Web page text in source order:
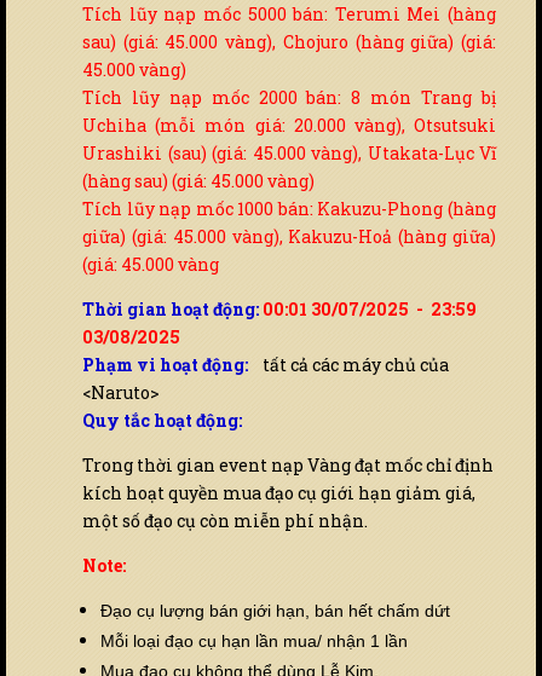
Tích lũy nạp mốc 5000 bán: Terumi Mei (hàng
sau) (giá: 45.000 vàng), Chojuro (hàng giữa) (giá:
45.000 vàng)
Tích lũy nạp mốc 2000 bán: 8 món Trang bị
Uchiha (mỗi món giá: 20.000 vàng), Otsutsuki
Urashiki (sau) (giá: 45.000 vàng), Utakata-Lục Vĩ
(hàng sau) (giá: 45.000 vàng)
Tích lũy nạp mốc 1000 bán: Kakuzu-Phong (hàng
giữa) (giá: 45.000 vàng), Kakuzu-Hoả (hàng giữa)
(giá: 45.000 vàng
Thời gian hoạt động: 00:01 30/07/2025 - 23:59
03/08/2025
Phạm vi hoạt động: tất cả các máy chủ của
<Naruto>
Quy tắc hoạt động:
Trong thời gian event nạp Vàng đạt mốc chỉ định
kích hoạt quyền mua đạo cụ giới hạn giảm giá,
một số đạo cụ còn miễn phí nhận.
Note:
Đạo cụ lượng bán giới hạn, bán hết chấm dứt
Mỗi loại đạo cụ hạn lần mua/ nhận 1 lần
Mua đạo cụ không thể dùng Lễ Kim.